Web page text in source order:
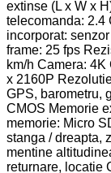
extinse (L x W x
telecomanda: 2.4
incorporat:
frame: 25 fps
km/h Camera:
x 2160P
GPS, barometru,
CMOS Memorie
memorie: Micro
stanga / dreapta,
mentine
returnare, locatie